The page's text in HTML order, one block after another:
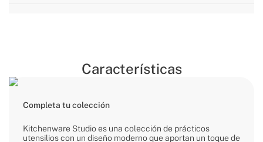
Características
Completa tu colección
Kitchenware Studio es una colección de prácticos
utensilios con un diseño moderno que aportan un toque de